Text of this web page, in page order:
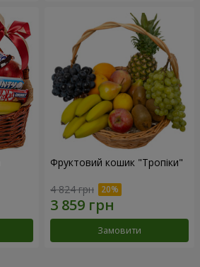
Фруктовий кошик "Тропіки"
4 824 грн
Замовити